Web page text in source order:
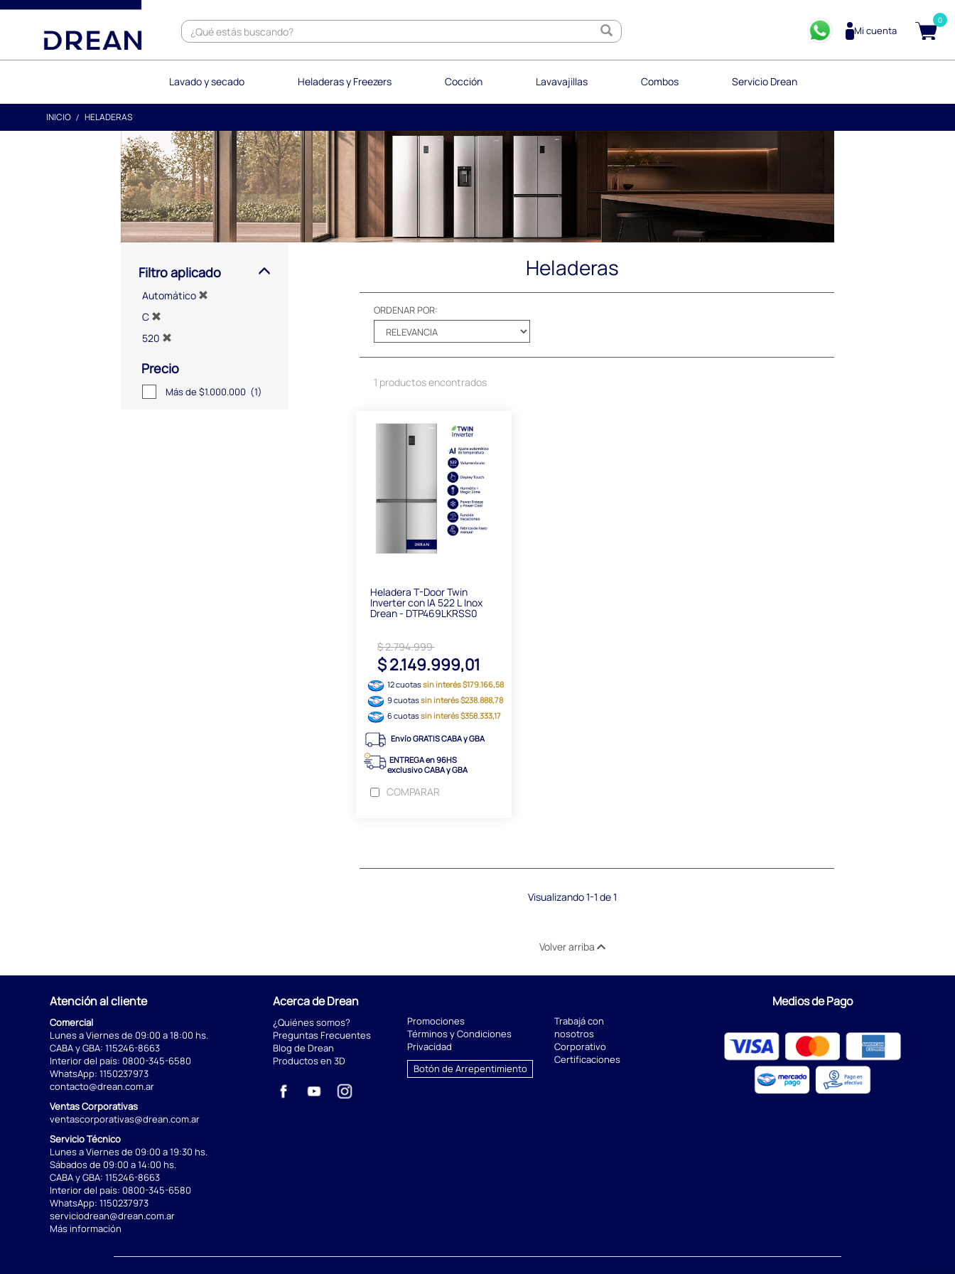
text.skipToContent
text.skipToNavigation
Mi cuenta
0
Lavado y secado Heladeras y Freezers Cocción Lavavajillas Combos Servicio Drean
INICIO HELADERAS
Filtro aplicado
Automático
C
520
Precio
Más de $1.000.000 (1)
Heladeras
ORDENAR POR:
1 productos encontrados
Heladera T-Door Twin
Inverter con IA 522 L Inox
Drean - DTP469LKRSS0
$ 2.794.999
$ 2.149.999,01
12 cuotassin interés $179.166,58
9 cuotassin interés $238.888,78
6 cuotassin interés $358.333,17
Envío GRATIS CABA y GBA
ENTREGA en 96HS
exclusivo CABA y GBA
COMPARAR
Visualizando 1-1 de 1
Volver arriba
Atención al cliente
Comercial
Lunes a Viernes de 09:00 a 18:00 hs.
CABA y GBA: 115246-8663
Interior del país: 0800-345-6580
WhatsApp: 1150237973
contacto@drean.com.ar
Ventas Corporativas
ventascorporativas@drean.com.ar
Servicio Técnico
Lunes a Viernes de 09:00 a 19:30 hs.
Sábados de 09:00 a 14:00 hs.
CABA y GBA: 115246-8663
Interior del país: 0800-345-6580
WhatsApp: 1150237973
serviciodrean@drean.com.ar
Más información
Acerca de Drean
¿Quiénes somos?
Preguntas Frecuentes
Blog de Drean
Productos en 3D
Promociones
Términos y Condiciones
Privacidad
Botón de Arrepentimiento
Trabajá con
nosotros
Corporativo
Certificaciones
Medios de Pago